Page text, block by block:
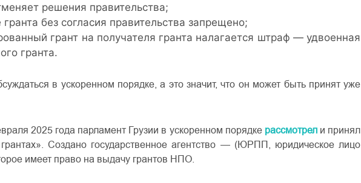
решения правительства;
без согласия правительства запрещено;
грант на получателя гранта налагается штраф — удвоенная
гранта.
в ускоренном порядке, а это значит, что он может быть принят уже
2025 года парламент Грузии в ускоренном порядке рассмотрели принял
Создано государственное агентство — (ЮРПП, юридическое лицо
имеет право на выдачу грантов НПО.